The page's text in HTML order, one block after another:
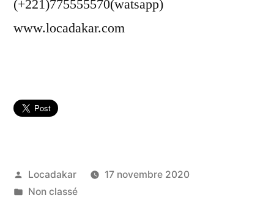
(+221)775555570(watsapp)
www.locadakar.com
Publié
par
Locadakar
17 novembre 2020
Publié
Non classé